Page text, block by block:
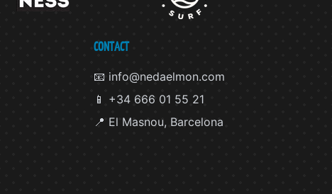
CONTACT
📧 info@nedaelmon.com
📱 +34 666 01 55 21
📍 El Masnou, Barcelona